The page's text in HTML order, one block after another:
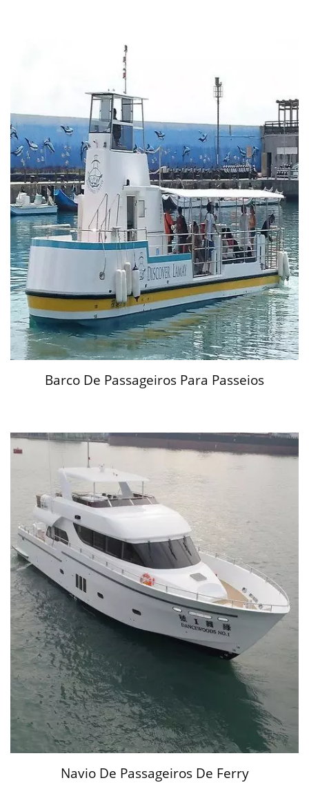
Barco De Passageiros Para Passeios
Navio De Passageiros De Ferry